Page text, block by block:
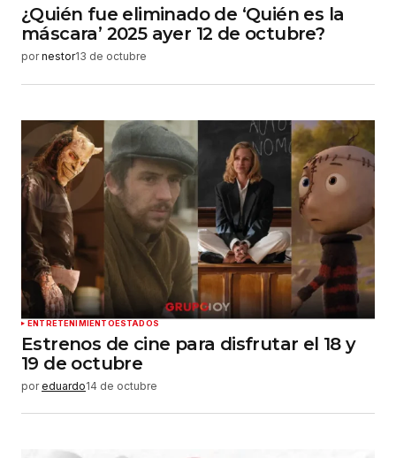
¿Quién fue eliminado de ‘Quién es la
máscara’ 2025 ayer 12 de octubre?
por nestor13 de octubre
ENTRETENIMIENTOESTADOS
Estrenos de cine para disfrutar el 18 y
19 de octubre
por eduardo14 de octubre